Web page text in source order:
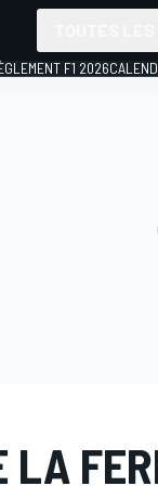
F1 2026
LA